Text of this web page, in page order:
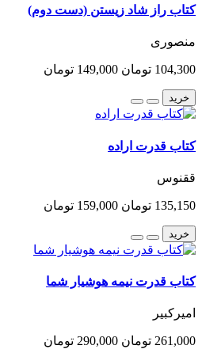
کتاب راز شاد زیستن (دست دوم)
منصوری
104,300 تومان 149,000 تومان
خرید
کتاب قدرت اراده
ققنوس
135,150 تومان 159,000 تومان
خرید
کتاب قدرت نیمه هوشیار شما
امیرکبیر
261,000 تومان 290,000 تومان